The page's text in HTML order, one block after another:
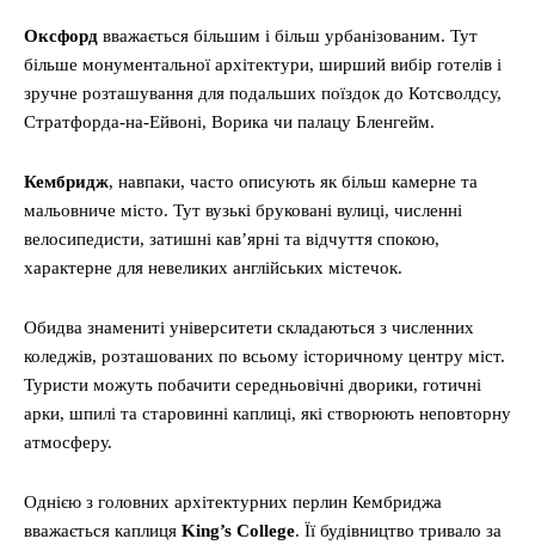
Оксфорд вважається більшим і більш урбанізованим. Тут
більше монументальної архітектури, ширший вибір готелів і
зручне розташування для подальших поїздок до Котсволдсу,
Стратфорда-на-Ейвоні, Ворика чи палацу Бленгейм.
Кембридж, навпаки, часто описують як більш камерне та
мальовниче місто. Тут вузькі бруковані вулиці, численні
велосипедисти, затишні кав’ярні та відчуття спокою,
характерне для невеликих англійських містечок.
Обидва знамениті університети складаються з численних
коледжів, розташованих по всьому історичному центру міст.
Туристи можуть побачити середньовічні дворики, готичні
арки, шпилі та старовинні каплиці, які створюють неповторну
атмосферу.
Однією з головних архітектурних перлин Кембриджа
вважається каплиця King’s College. Її будівництво тривало за